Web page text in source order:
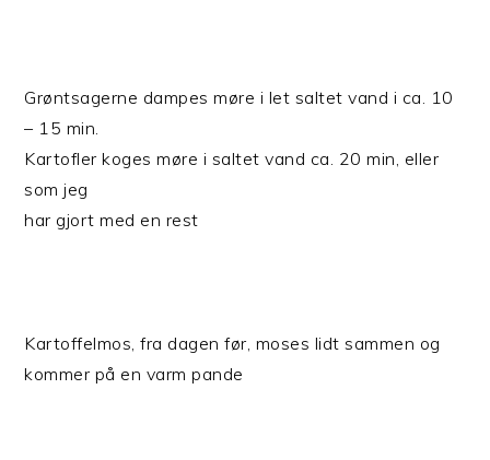
Grøntsagerne dampes møre i let saltet vand i ca. 10
– 15 min.
Kartofler koges møre i saltet vand ca. 20 min, eller
som jeg
har gjort med en rest
Kartoffelmos, fra dagen før, moses lidt sammen og
kommer på en varm pande